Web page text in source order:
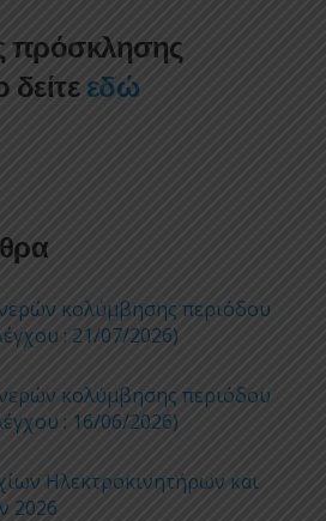
πρόσκλησης
δείτεεδώ
κολύμβησης περιόδου
: 21/07/2026)
κολύμβησης περιόδου
: 16/06/2026)
Ηλεκτροκινητήρων και
2026